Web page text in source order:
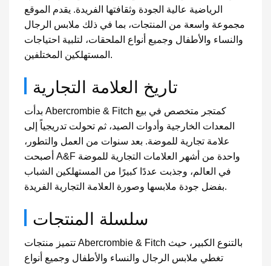
الرياضية عالية الجودة وثقافتها الفريدة. يقدم الموقع
مجموعة واسعة من المنتجات، بما في ذلك ملابس الرجال
والنساء والأطفال وجميع أنواع الملحقات، لتلبية احتياجات
المستهلكين المختلفين.
تاريخ العلامة التجارية
بدأت Abercrombie & Fitch كمتجر متخصص في بيع
المعدات الخارجية وأدوات الصيد، ثم تحولت تدريجياً إلى
علامة تجارية للموضة. بعد سنوات من العمل والتطور،
أصبحت A&F واحدة من أشهر العلامات التجارية للموضة
في العالم، وجذبت عددًا كبيرًا من المستهلكين الشباب
بفضل جودة ملابسها وصورة العلامة التجارية الفريدة.
سلسلة المنتجات
تتميز منتجات Abercrombie & Fitch بالتنوع الكبير، حيث
تغطي ملابس الرجال والنساء والأطفال وجميع أنواع